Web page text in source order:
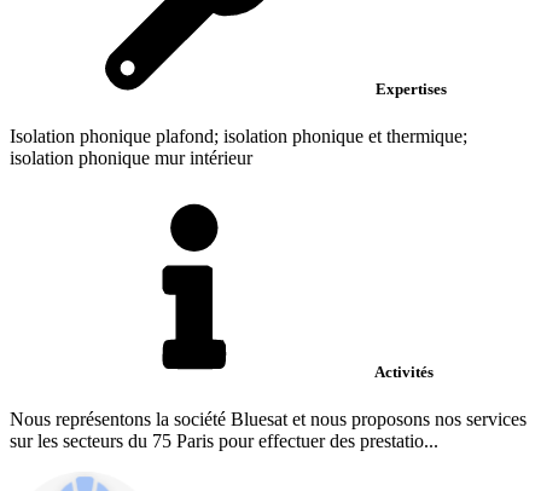
Expertises
Isolation phonique plafond; isolation phonique et thermique;
isolation phonique mur intérieur
Activités
Nous représentons la société Bluesat et nous proposons nos services
sur les secteurs du 75 Paris pour effectuer des prestatio...